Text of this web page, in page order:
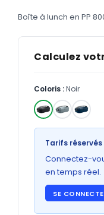
Tampons
Liasses
Carnets
GRAND FORMAT
Abribus
Bâche
Panneaux
Boîte à lunch en PP
Calculez
Coloris :Noir
Tarifs
Connectez-
en temps réel.
SE